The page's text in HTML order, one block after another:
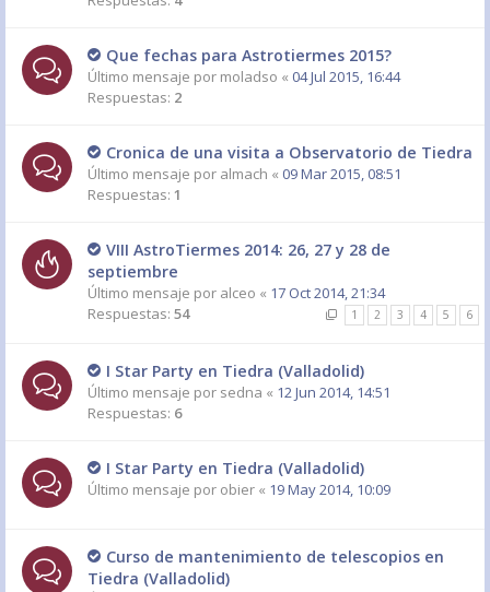
Que fechas para Astrotiermes 2015?
Último mensaje por moladso « 04 Jul 2015, 16:44
Respuestas: 2
Cronica de una visita a Observatorio de Tiedra
Último mensaje por almach « 09 Mar 2015, 08:51
Respuestas: 1
VIII AstroTiermes 2014: 26, 27 y 28 de
septiembre
Último mensaje por alceo « 17 Oct 2014, 21:34
Respuestas: 54 1 2 3 4 5 6
I Star Party en Tiedra (Valladolid)
Último mensaje por sedna « 12 Jun 2014, 14:51
Respuestas: 6
I Star Party en Tiedra (Valladolid)
Último mensaje por obier « 19 May 2014, 10:09
Curso de mantenimiento de telescopios en
Tiedra (Valladolid)